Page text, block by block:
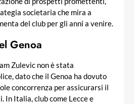
societaria che mira a
del club per gli anni a venire.
Genoa
Zulevic non è stata
dato che il Genoa ha dovuto
concorrenza per assicurarsi il
In Italia, club come Lecce e